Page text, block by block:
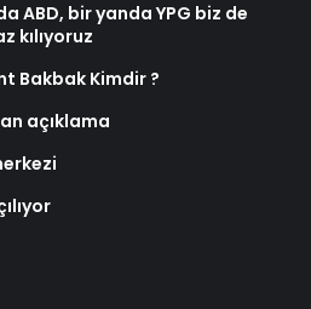
ABD, bir yanda YPG biz de
kılıyoruz
Bakbak Kimdir ?
açıklama